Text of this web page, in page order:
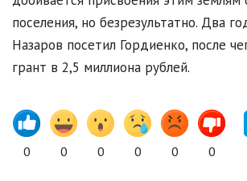
поселения, но безрезультатно. Два
Назаров посетил Гордиенко, после
грант в 2,5 миллиона рублей.
0 0 0 0 0 0